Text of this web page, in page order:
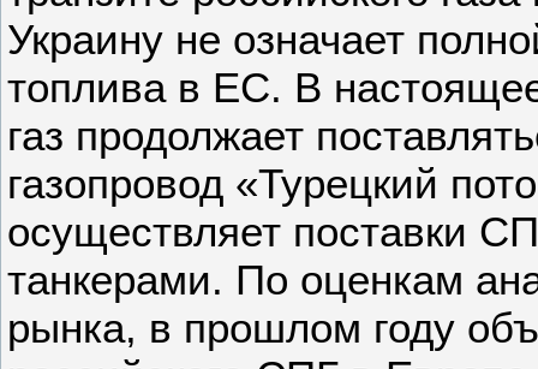
Украину не означает
топлива в ЕС. В
газ продолжает
газопровод «Турецкий
осуществляет поставки
танкерами. По оценкам
рынка, в прошлом году